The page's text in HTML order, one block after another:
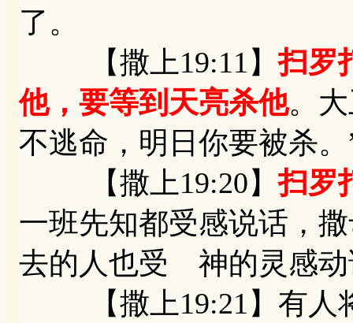
了。
【撒上19:11】扫罗
他，要等到天亮杀他。
不逃命，明日你要被杀。
【撒上19:20】扫罗
一班先知都受感说话，
去的人也受 神的灵感动
【撒上19:21】有人